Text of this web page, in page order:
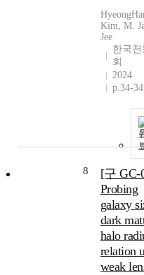
Kim, M.
Jee
한국
회
2024
p.34-34
8
[구 GC-
Probing
galaxy
dark
halo
relation
weak